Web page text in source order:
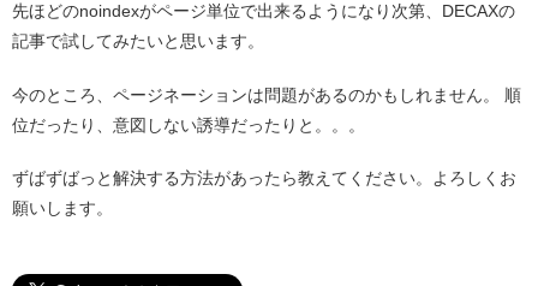
先ほどのnoindexがページ単位で出来るようになり次第、DECAXの
記事で試してみたいと思います。
今のところ、ページネーションは問題があるのかもしれません。 順
位だったり、意図しない誘導だったりと。。。
ずばずばっと解決する方法があったら教えてください。よろしくお
願いします。